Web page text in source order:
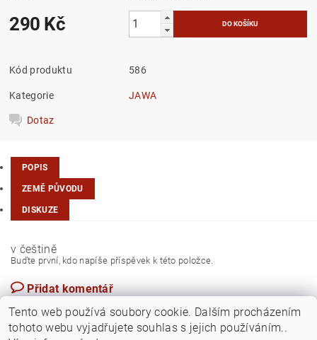
290 Kč
Kód produktu 586
Kategorie JAWA
Dotaz
POPIS
ZEMĚ PŮVODU
DISKUZE
v češtině
Buďte první, kdo napíše příspěvek k této položce.
Přidat komentář
Tento web používá soubory cookie. Dalším procházením
tohoto webu vyjadřujete souhlas s jejich používáním..